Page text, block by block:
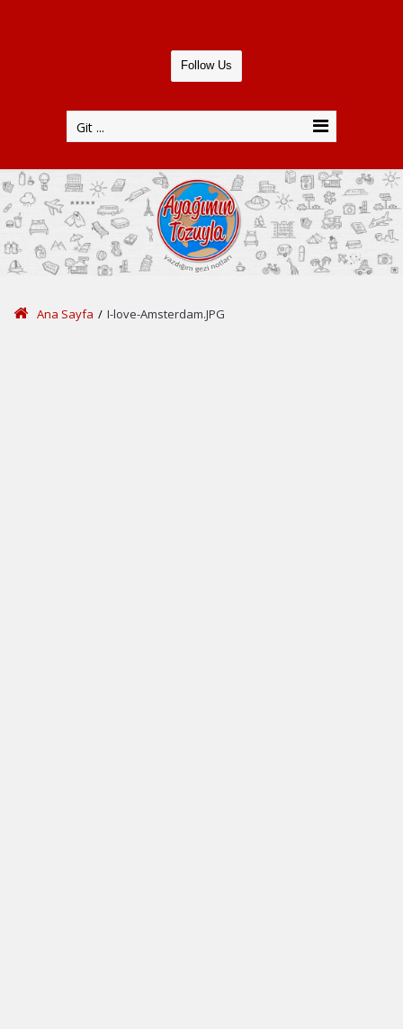
Follow Us
Git ...
Ana Sayfa / I-love-Amsterdam.JPG